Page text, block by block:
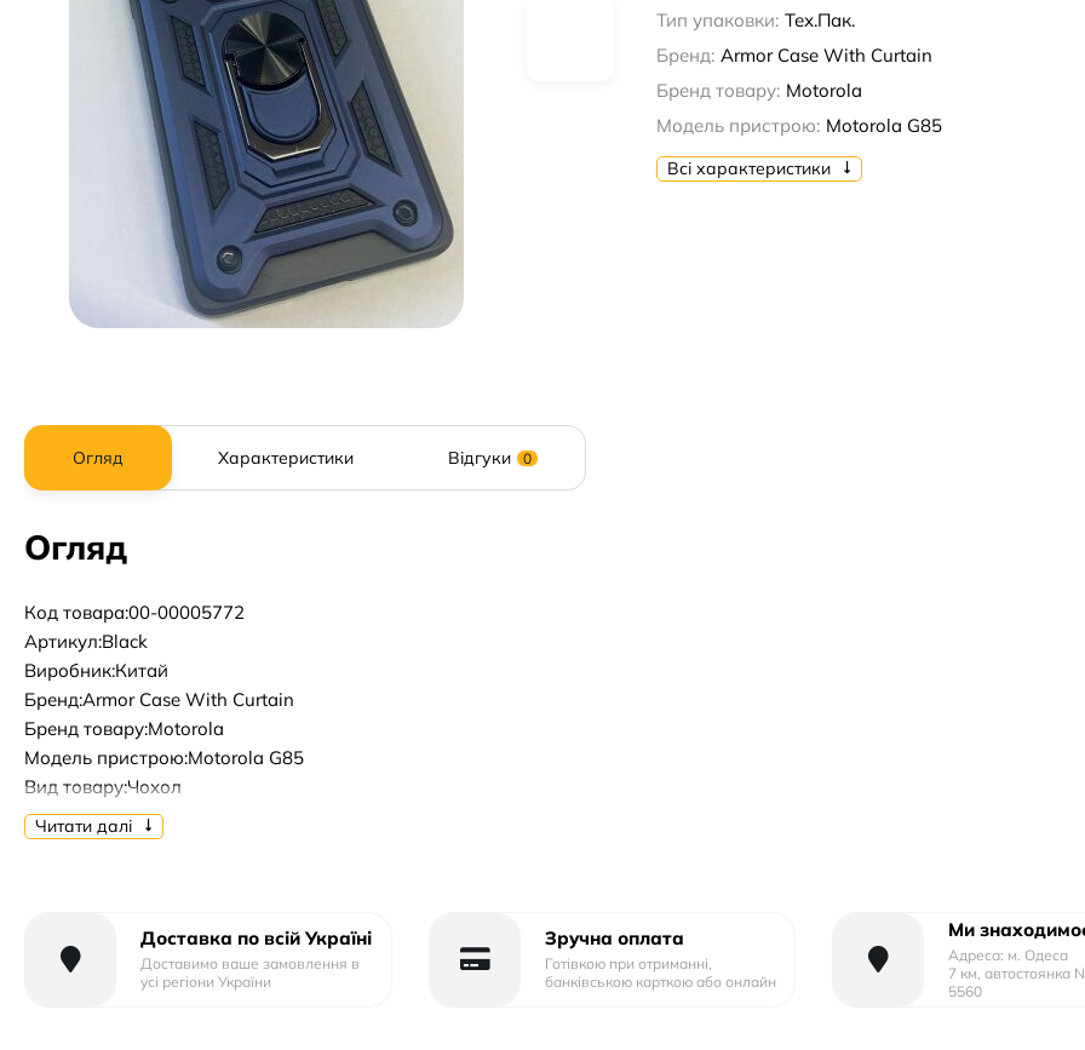
Тип упаковки: Тех.Пак.
Бренд: Armor Case With Curtain
Бренд товару: Motorola
Модель пристрою: Motorola G85
Всі характеристики
Огляд Характеристики Відгуки 0
Огляд
Код товара:00-00005772
Артикул:Black
Виробник:Китай
Бренд:Armor Case With Curtain
Бренд товару:Motorola
Модель пристрою:Motorola G85
Вид товару:Чохол
Форм-фактор:Накладка
Тип матеріалу:Пластик+Силікон
Читати далі
Доставка по всій Україні
Доставимо ваше замовлення в
усі регіони України
Зручна оплата
Готівкою при отриманні,
банківською карткою або онлайн
Ми
Адреса: м. Одеса
7 км, автостоянка
5560